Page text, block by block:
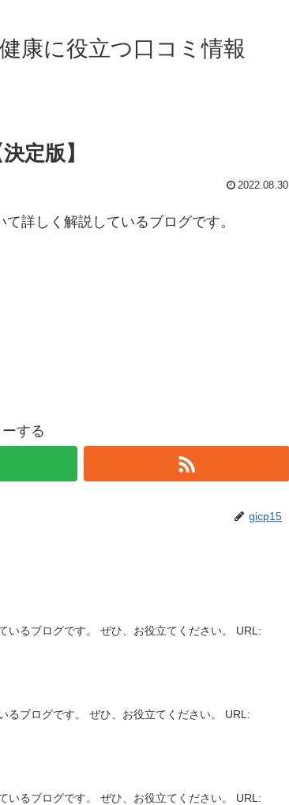
健康に役立つ口コミ情報
定版】
2022.08.30
詳しく解説しているブログです。
する
gicp15
いるブログです。 ぜひ、お役立てください。 URL:
るブログです。 ぜひ、お役立てください。 URL:
いるブログです。 ぜひ、お役立てください。 URL: